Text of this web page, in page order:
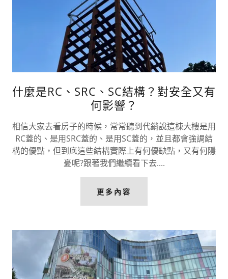
什麼是RC、SRC、SC結構？對安全又有
何影響？
相信大家去看房子的時候，常常聽到代銷說這棟大樓是用
RC蓋的、是用SRC蓋的、是用SC蓋的，並且都會強調結
構的優點，但到底這些結構實際上有何優缺點，又有何隱
憂呢?跟著我們繼續看下去....
更多內容